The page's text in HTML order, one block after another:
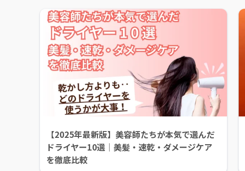
【2025年最新版】美容師たちが本気で選んだ
ドライヤー10選｜美髪・速乾・ダメージケア
を徹底比較